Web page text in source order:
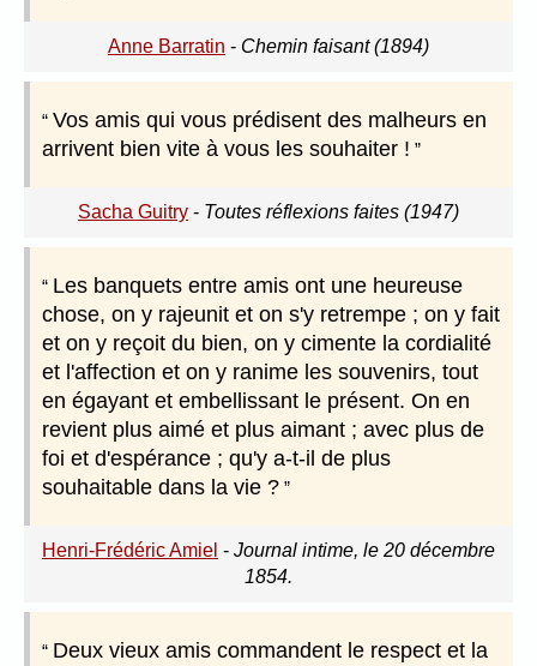
Anne Barratin - Chemin faisant (1894)
Vos amis qui vous prédisent des malheurs en
arrivent bien vite à vous les souhaiter !
Sacha Guitry - Toutes réflexions faites (1947)
Les banquets entre amis ont une heureuse
chose, on y rajeunit et on s'y retrempe ; on y fait
et on y reçoit du bien, on y cimente la cordialité
et l'affection et on y ranime les souvenirs, tout
en égayant et embellissant le présent. On en
revient plus aimé et plus aimant ; avec plus de
foi et d'espérance ; qu'y a-t-il de plus
souhaitable dans la vie ?
Henri-Frédéric Amiel - Journal intime, le 20 décembre
1854.
Deux vieux amis commandent le respect et la